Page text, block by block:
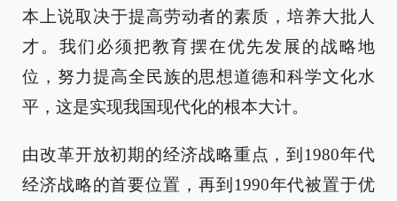
本上说取决于提高劳动者的素质，培养大批人
才。我们必须把教育摆在优先发展的战略地
位，努力提高全民族的思想道德和科学文化水
平，这是实现我国现代化的根本大计。
由改革开放初期的经济战略重点，到1980年代
经济战略的首要位置，再到1990年代被置于优